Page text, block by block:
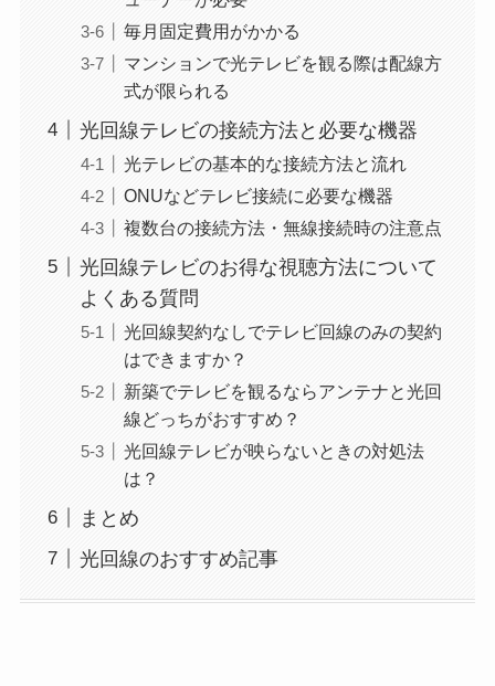
毎月固定費用がかかる
マンションで光テレビを観る際は配線方
式が限られる
光回線テレビの接続方法と必要な機器
光テレビの基本的な接続方法と流れ
ONUなどテレビ接続に必要な機器
複数台の接続方法・無線接続時の注意点
光回線テレビのお得な視聴方法について
よくある質問
光回線契約なしでテレビ回線のみの契約
はできますか？
新築でテレビを観るならアンテナと光回
線どっちがおすすめ？
光回線テレビが映らないときの対処法
は？
まとめ
光回線のおすすめ記事